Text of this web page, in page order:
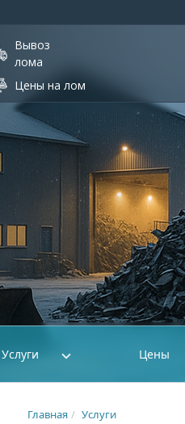
Вывоз
лома
Цены на лом
Услуги Цены
Главная Услуги